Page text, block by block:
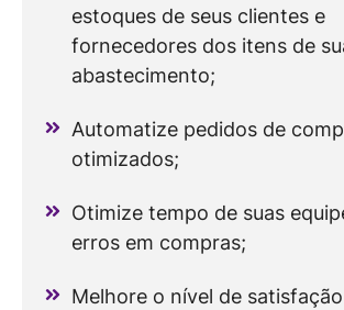
estoques de seus clientes e
fornecedores dos itens de
abastecimento;
Automatize pedidos de
otimizados;
Otimize tempo de suas
erros em compras;
Melhore o nível de